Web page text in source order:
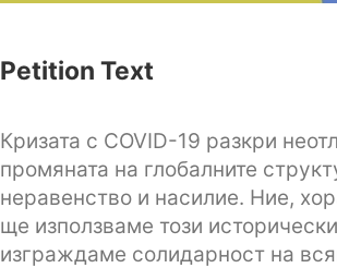
Petition Text
Кризата с COVID-19 разкри
промяната на глобалните
неравенство и насилие. Ние,
ще използваме този
изграждаме солидарност на